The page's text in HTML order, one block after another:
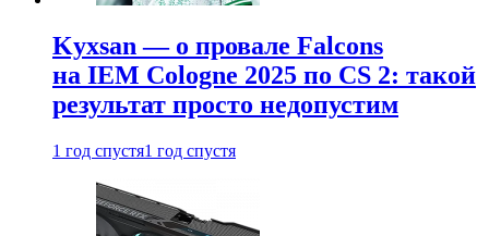
Kyxsan — о провале Falcons
на IEM Cologne 2025 по CS 2: такой
результат просто недопустим
1 год спустя1 год спустя